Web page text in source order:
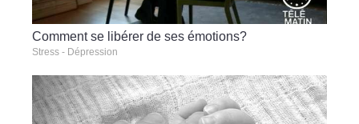
Comment se libérer de ses émotions?
Stress - Dépression